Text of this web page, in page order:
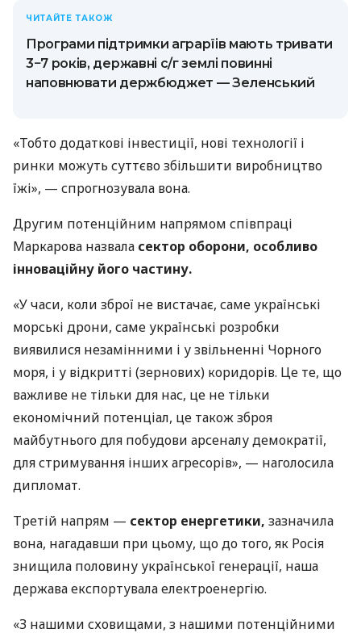
ЧИТАЙТЕ ТАКОЖ
Програми підтримки аграрїів мають тривати
3−7 років, державні с/г землі повинні
наповнювати держбюджет — Зеленський
«Тобто додаткові інвестиції, нові технології і
ринки можуть суттєво збільшити виробництво
їжі», — спрогнозувала вона.
Другим потенційним напрямом співпраці
Маркарова назвала сектор оборони, особливо
інноваційну його частину.
«У часи, коли зброї не вистачає, саме українські
морські дрони, саме українські розробки
виявилися незамінними і у звільненні Чорного
моря, і у відкритті (зернових) коридорів. Це те, що
важливе не тільки для нас, це не тільки
економічний потенціал, це також зброя
майбутнього для побудови арсеналу демократії,
для стримування інших агресорів», — наголосила
дипломат.
Третій напрям — сектор енергетики, зазначила
вона, нагадавши при цьому, що до того, як Росія
знищила половину української генерації, наша
держава експортувала електроенергію.
«З нашими сховищами, з нашими потенційними